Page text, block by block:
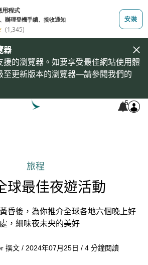
器
援的瀏覽器。如要享受最佳網站使用體
至更新版本的瀏覽器—請參閱我們的
6
旅程
球最佳夜遊活動
昏後，為你推介全球各地六個晚上好
，細味夜未央的美好
撰文 / 2024年07月25日 / 4 分鐘閱讀